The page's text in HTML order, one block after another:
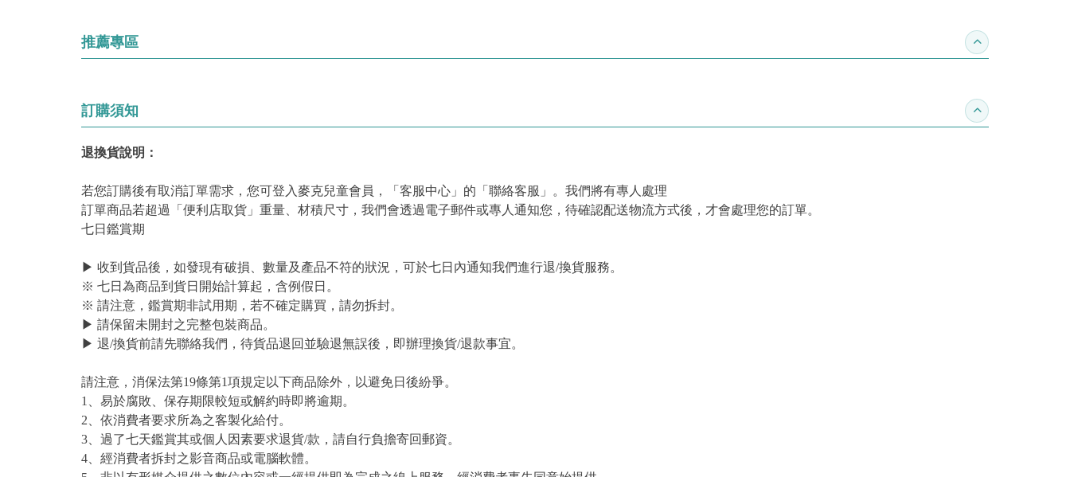
推薦專區 收合推薦專區
訂購須知 收合訂購須知
退換貨說明：
若您訂購後有取消訂單需求，您可登入麥克兒童會員，「客服中心」的「聯絡客服」。我們將有專人處理
訂單商品若超過「便利店取貨」重量、材積尺寸，我們會透過電子郵件或專人通知您，待確認配送物流方式後，才會處理您的訂單。
七日鑑賞期
▶ 收到貨品後，如發現有破損、數量及產品不符的狀況，可於七日內通知我們進行退/換貨服務。
※ 七日為商品到貨日開始計算起，含例假日。
※ 請注意，鑑賞期非試用期，若不確定購買，請勿拆封。
▶ 請保留未開封之完整包裝商品。
▶ 退/換貨前請先聯絡我們，待貨品退回並驗退無誤後，即辦理換貨/退款事宜。
請注意，消保法第19條第1項規定以下商品除外，以避免日後紛爭。
1、易於腐敗、保存期限較短或解約時即將逾期。
2、依消費者要求所為之客製化給付。
3、過了七天鑑賞其或個人因素要求退貨/款，請自行負擔寄回郵資。
4、經消費者拆封之影音商品或電腦軟體。